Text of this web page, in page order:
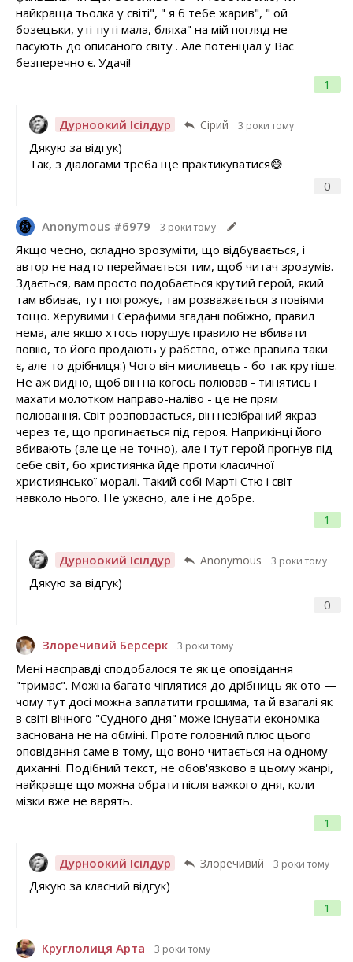
1
найкраща тьолка у світі", " я б тебе жарив", " ой
бозецьки, уті-путі мала, бляха" на мій погляд не
пасують до описаного світу . Але потенціал у Вас
безперечно є. Удачі!
Дурноокий Ісілдур Сірий 3 роки тому
0
Дякую за відгук)
Так, з діалогами треба ще практикуватися😅
Anonymous #6979 3 роки тому
1
Якщо чесно, складно зрозуміти, що відбувається, і
автор не надто переймається тим, щоб читач зрозумів.
Здається, вам просто подобається крутий герой, який
там вбиває, тут погрожує, там розважається з повіями
тощо. Херувими і Серафими згадані побіжно, правил
нема, але якшо хтось порушує правило не вбивати
повію, то його продають у рабство, отже правила таки
є, але то дрібниця:) Чого він мисливець - бо так крутіше.
Не аж видно, щоб він на когось полював - тинятись і
махати молотком направо-наліво - це не прям
полювання. Світ розповзається, він незібраний якраз
через те, що прогинається під героя. Наприкінці його
вбивають (але це не точно), але і тут герой прогнув під
себе світ, бо християнка йде проти класичної
християнської моралі. Такий собі Марті Стю і світ
навколо нього. Не ужасно, але і не добре.
Дурноокий Ісілдур Anonymous 3 роки тому
0
Дякую за відгук)
Злоречивий Берсерк 3 роки тому
1
Мені насправді сподобалося те як це оповідання
"тримає". Можна багато чіплятися до дрібниць як ото —
чому тут досі можна заплатити грошима, та й взагалі як
в світі вічного "Судного дня" може існувати економіка
заснована не на обміні. Проте головний плюс цього
оповідання саме в тому, що воно читається на одному
диханні. Подібний текст, не обов'язково в цьому жанрі,
найкраще що можна обрати після важкого дня, коли
мізки вже не варять.
Дурноокий Ісілдур Злоречивий 3 роки тому
1
Дякую за класний відгук)
Круглолиця Арта 3 роки тому